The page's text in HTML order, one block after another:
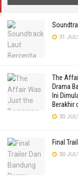
31
The
Drama
Ini
Berakhir
30
Final
30